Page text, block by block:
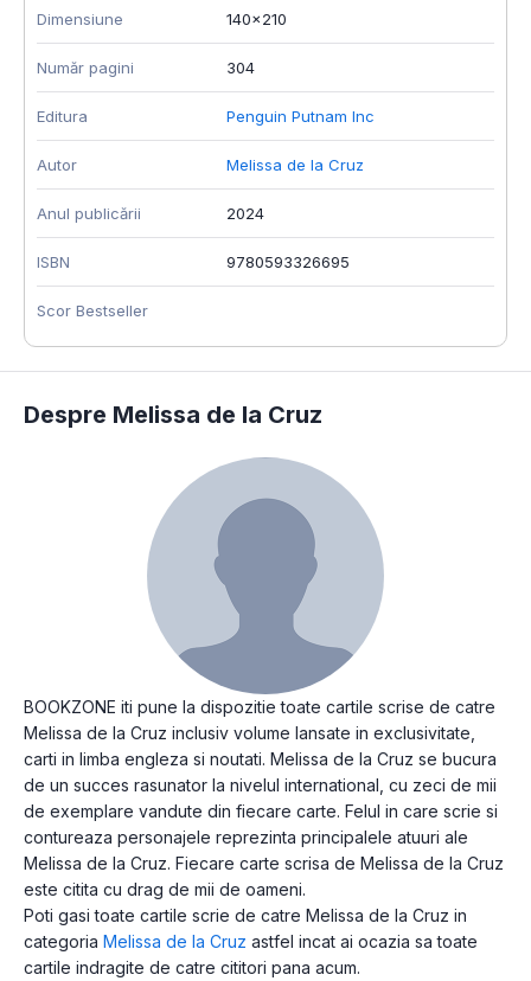
Dimensiune 140x210
Număr pagini 304
Editura Penguin Putnam Inc
Autor Melissa de la Cruz
Anul publicării 2024
ISBN 9780593326695
Scor Bestseller
Despre Melissa de la Cruz
BOOKZONE iti pune la dispozitie toate cartile scrise de catre
Melissa de la Cruz inclusiv volume lansate in exclusivitate,
carti in limba engleza si noutati. Melissa de la Cruz se bucura
de un succes rasunator la nivelul international, cu zeci de mii
de exemplare vandute din fiecare carte. Felul in care scrie si
contureaza personajele reprezinta principalele atuuri ale
Melissa de la Cruz. Fiecare carte scrisa de Melissa de la Cruz
este citita cu drag de mii de oameni.
Poti gasi toate cartile scrie de catre Melissa de la Cruz in
categoria Melissa de la Cruz astfel incat ai ocazia sa toate
cartile indragite de catre cititori pana acum.